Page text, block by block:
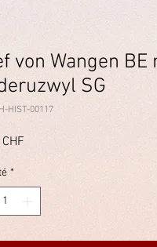
von Wangen BE
SG
HIST-00117
*